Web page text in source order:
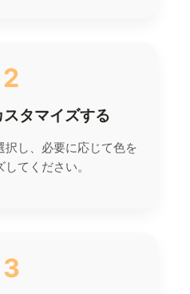
2
タマイズする
択し、必要に応じて色を
てください。
3